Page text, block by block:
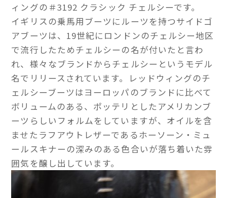
ィングの＃3192 クラシック チェルシーです。
イギリスの乗馬用ブーツにルーツを持つサイドゴ
アブーツは、19世紀にロンドンのチェルシー地区
で流行したためチェルシーの名が付いたと言わ
れ、様々なブランドからチェルシーというモデル
名でリリースされています。レッドウィングのチ
ェルシーブーツはヨーロッパのブランドに比べて
ボリュームのある、ポッテリとしたアメリカンブ
ーツらしいフォルムをしていますが、オイルを含
ませたラフアウトレザーであるホーソーン・ミュ
ールスキナーの深みのある色合いが落ち着いた雰
囲気を醸し出しています。